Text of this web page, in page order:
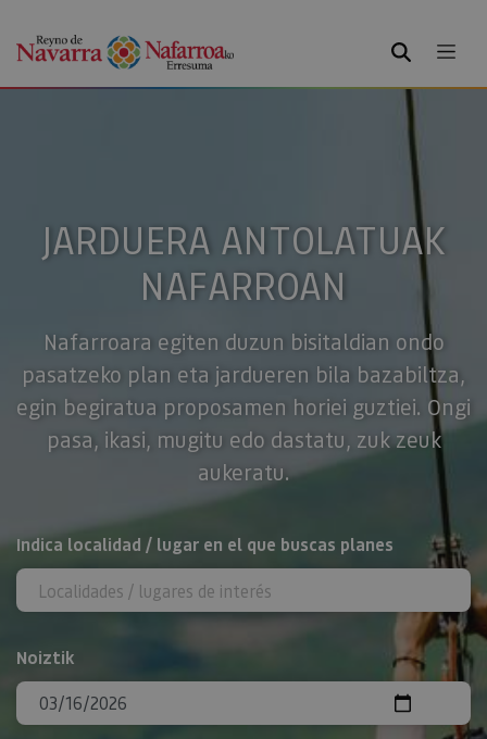
BILATU
JARDUERA ANTOLATUAK
NAFARROAN
Nafarroara egiten duzun bisitaldian ondo
pasatzeko plan eta jardueren bila bazabiltza,
egin begiratua proposamen horiei guztiei. Ongi
pasa, ikasi, mugitu edo dastatu, zuk zeuk
aukeratu.
BILATU
Indica localidad / lugar en el que buscas planes
Noiztik